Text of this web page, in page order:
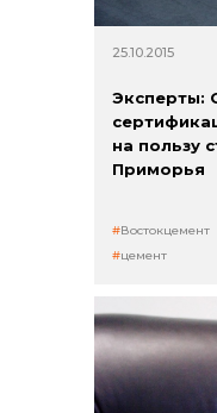
25.10.2015
Эксперты:
на пользу
Приморья
Востокцемент
цемент